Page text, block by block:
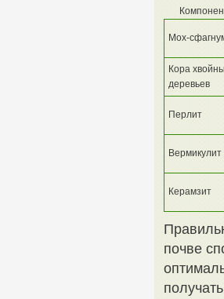
Мох-
Кора
деревьев
Перлит
Вермикулит
Керамзит
почве